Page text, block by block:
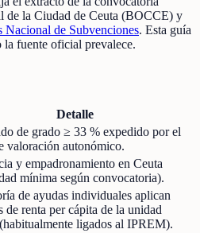
de la Ciudad de Ceuta (BOCCE) y
Nacional de Subvenciones. Esta guía
la fuente oficial prevalece.
Detalle
de grado ≥ 33 % expedido por el
valoración autonómico.
y empadronamiento en Ceuta
mínima según convocatoria).
de ayudas individuales aplican
de renta per cápita de la unidad
ligados al IPREM).